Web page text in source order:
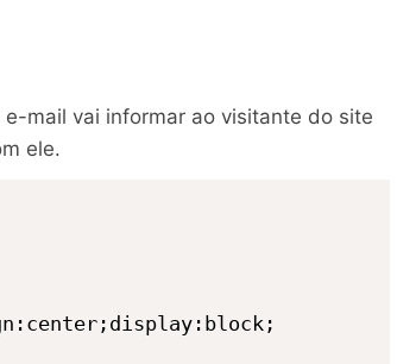
mail vai informar ao visitante do site
ele.